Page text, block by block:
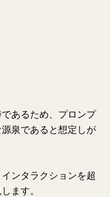
あるため、プロンプ
泉であると想定しが
ンタラクションを超
ます。